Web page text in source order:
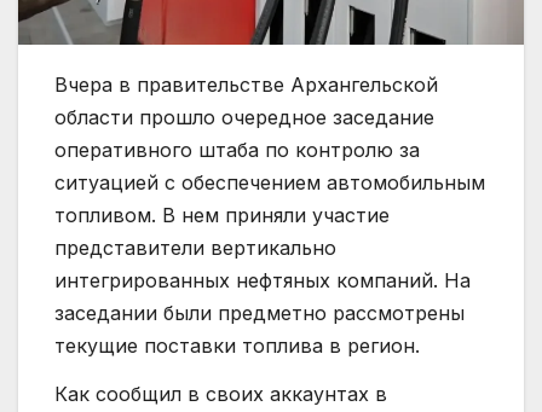
Вчера в правительстве Архангельской
области прошло очередное заседание
оперативного штаба по контролю за
ситуацией с обеспечением автомобильным
топливом. В нем приняли участие
представители вертикально
интегрированных нефтяных компаний. На
заседании были предметно рассмотрены
текущие поставки топлива в регион.
Как сообщил в своих аккаунтах в